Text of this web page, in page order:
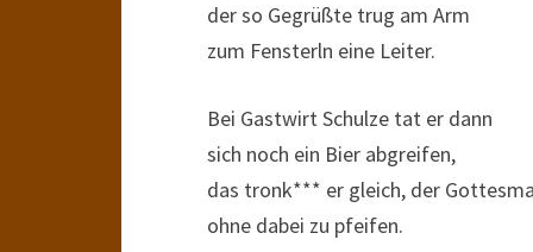
der so Gegrüßte trug am Arm
zum Fensterln eine Leiter.
Bei Gastwirt Schulze tat er dann
sich noch ein Bier abgreifen,
das tronk*** er gleich, der
ohne dabei zu pfeifen.